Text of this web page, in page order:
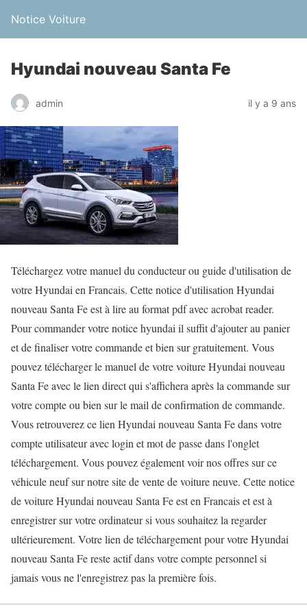
Notice Voiture
Hyundai nouveau Santa Fe
admin il y a 9 ans
Téléchargez votre manuel du conducteur ou guide d'utilisation de
votre Hyundai en Francais. Cette notice d'utilisation Hyundai
nouveau Santa Fe est à lire au format pdf avec acrobat reader.
Pour commander votre notice hyundai il suffit d'ajouter au panier
et de finaliser votre commande et bien sur gratuitement. Vous
pouvez télécharger le manuel de votre voiture Hyundai nouveau
Santa Fe avec le lien direct qui s'affichera après la commande sur
votre compte ou bien sur le mail de confirmation de commande.
Vous retrouverez ce lien Hyundai nouveau Santa Fe dans votre
compte utilisateur avec login et mot de passe dans l'onglet
téléchargement. Vous pouvez également voir nos offres sur ce
véhicule neuf sur notre site de vente de voiture neuve. Cette notice
de voiture Hyundai nouveau Santa Fe est en Francais et est à
enregistrer sur votre ordinateur si vous souhaitez la regarder
ultérieurement. Votre lien de téléchargement pour votre Hyundai
nouveau Santa Fe reste actif dans votre compte personnel si
jamais vous ne l'enregistrez pas la première fois.